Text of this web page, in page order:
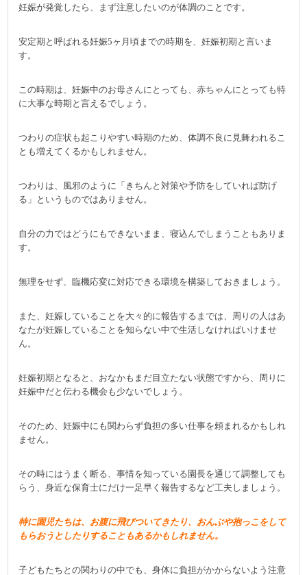
妊娠が発覚したら、まず注意したいのが体調のことです。
安定期と呼ばれる妊娠5ヶ月頃までの時期を、妊娠初期と言いま
す。
この時期は、妊娠中のお母さんにとっても、赤ちゃんにとっても特
に大事な時期と言えるでしょう。
つわりの症状も起こりやすい時期のため、体調不良に見舞われるこ
とも増えてくるかもしれません。
つわりは、風邪のように「きちんと対策や予防をしていれば防げ
る」というものではありません。
自分の力ではどうにもできないまま、寝込んでしまうこともありま
す。
無理をせず、臨機応変に対応できる環境を構築しておきましょう。
また、妊娠していることを大々的に報告するまでは、周りの人はあ
なたが妊娠していることを知らない中で生活しなければいけませ
ん。
妊娠初期となると、おなかもまだ目立たない状態ですから、周りに
妊娠中だと伝わる機会も少ないでしょう。
そのため、妊娠中にも関わらず負担の多い仕事を頼まれるかもしれ
ません。
その時にはうまく断る、事情を知っている園長を通じて調整しても
らう、身近な保育士にだけ一足早く報告するなど工夫しましょう。
特に園児たちは、お腹に飛びついてきたり、おんぶや抱っこをして
もらおうとしたりすることもあるかもしれません。
子どもたちとの関わりの中でも、身体に負担がかからないよう注意